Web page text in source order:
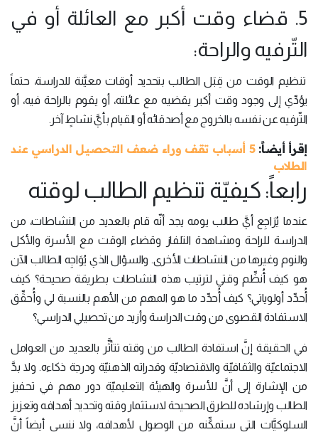
5. قضاء وقت أكبر مع العائلة أو في
التّرفيه والراحة:
تنظيم الوقت من قِبَل الطالب بتحديد أوقات معيَّنة للدراسة، حتماً
يؤدِّي إلى وجود وقت أكبر يقضيه مع عائلته، أو يقوم بالراحة فيه، أو
التّرفيه عن نفسه بالخروج مع أصدقائه أو القيام بأيَّ نشاطٍ آخر.
إقرأ أيضاً:
5 أسباب تقف وراء ضعف التحصيل الدراسي عند
الطلاب
رابعاً: كيفيّة تنظيم الطالب لوقته
عندما يُرَاجِع أيَّ طالب يومه يجد أنّه قام بالعديد من النشاطات، من
الدراسة للراحة ومشاهدة التلفاز وقضاء الوقت مع الأسرة والأكل
والنوم وغيرها من النشاطات الأخرى. والسؤال الذي يُوَاجِه الطالب الآن
هو كيف أُنظِّم وقتي لترتيب هذه النشاطات بطريقة صحيحة؟ كيف
أُحدِّد أولوياتي؟ كيف أُحدِّد ما هو المهم من الأهم بالنسبة لي وأُحقِّق
الاستفادة القصوى من وقت الدراسة وأزيد من تحصيلي الدراسي؟
في الحقيقة إنَّ استفادة الطالب من وقته تتأثَّر بالعديد من العوامل
الاجتماعيّة والثقافيّة والاقتصاديّة وقدراته الذهنيّة ودرجة ذكاءه. ولا بدَّ
من الإشارة إلى أنَّ للأسرة والهيئة التعليميّة دور مهم في تحفيز
الطالب وإرشاده للطرق الصحيحة لاستثمار وقته وتحديد أهدافه وتعزيز
السلوكيَّات التي ستمكِّنه من الوصول لأهدافه، ولا ننسى أيضاً أنَّ